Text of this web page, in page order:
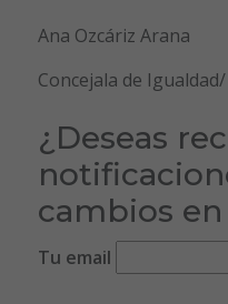
Ana Ozcáriz Arana
Concejala de
¿Deseas
cambios
Tu email